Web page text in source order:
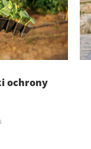
ochrony